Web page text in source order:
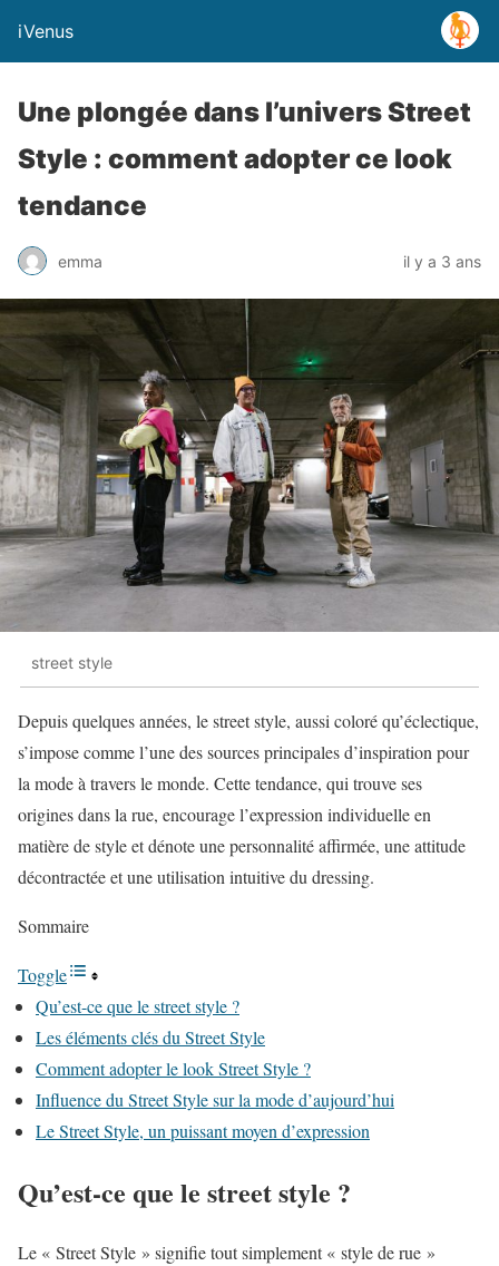
iVenus
Une plongée dans l’univers Street
Style : comment adopter ce look
tendance
emma il y a 3 ans
street style
Depuis quelques années, le street style, aussi coloré qu’éclectique,
s’impose comme l’une des sources principales d’inspiration pour
la mode à travers le monde. Cette tendance, qui trouve ses
origines dans la rue, encourage l’expression individuelle en
matière de style et dénote une personnalité affirmée, une attitude
décontractée et une utilisation intuitive du dressing.
Sommaire
Toggle
Qu’est-ce que le street style ?
Les éléments clés du Street Style
Comment adopter le look Street Style ?
Influence du Street Style sur la mode d’aujourd’hui
Le Street Style, un puissant moyen d’expression
Qu’est-ce que le street style ?
Le « Street Style » signifie tout simplement « style de rue »